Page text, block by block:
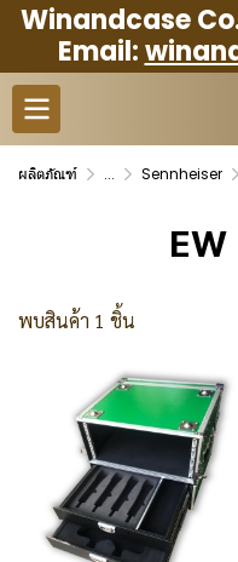
Winandcase
Email:
ผลิตภัณฑ์ ... Sennheiser
พบสินค้า 1 ชิ้น